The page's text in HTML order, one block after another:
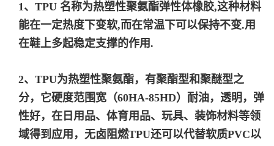
1、TPU 名称为热塑性聚氨酯弹性体橡胶,这种材料
能在一定热度下变软,而在常温下可以保持不变.用
在鞋上多起稳定支撑的作用.
2、TPU为热塑性聚氨酯，有聚酯型和聚醚型之
分，它硬度范围宽（60HA-85HD）耐油，透明，弹
性好，在日用品、体育用品、玩具、装饰材料等领
域得到应用，无卤阻燃TPU还可以代替软质PVC以